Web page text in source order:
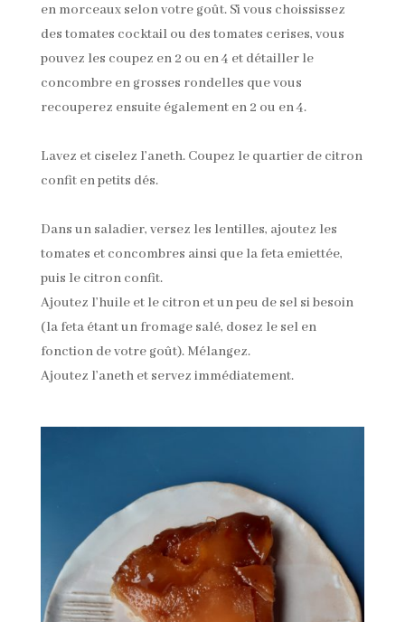
en morceaux selon votre goût. Si vous choississez
des tomates cocktail ou des tomates cerises, vous
pouvez les coupez en 2 ou en 4 et détailler le
concombre en grosses rondelles que vous
recouperez ensuite également en 2 ou en 4.
Lavez et ciselez l’aneth. Coupez le quartier de citron
confit en petits dés.
Dans un saladier, versez les lentilles, ajoutez les
tomates et concombres ainsi que la feta emiettée,
puis le citron confit.
Ajoutez l’huile et le citron et un peu de sel si besoin
(la feta étant un fromage salé, dosez le sel en
fonction de votre goût). Mélangez.
Ajoutez l’aneth et servez immédiatement.